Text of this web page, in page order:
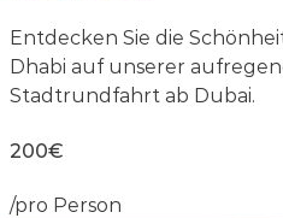
Entdecken Sie die
Dhabi auf unserer
Stadtrundfahrt ab Dubai.
200€
/pro Person